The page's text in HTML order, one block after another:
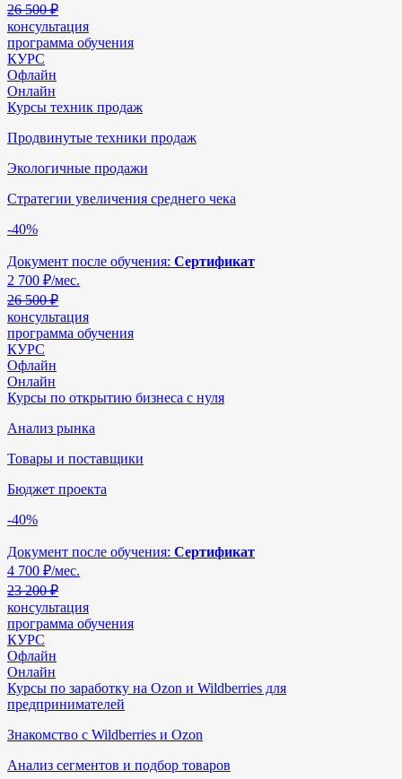
26 500 ₽
консультация
программа обучения
КУРС
Офлайн
Онлайн
Курсы техник продаж
Продвинутые техники продаж
Экологичные продажи
Стратегии увеличения среднего чека
-40%
Документ после обучения: Сертификат
2 700 ₽/мес.
26 500 ₽
консультация
программа обучения
КУРС
Офлайн
Онлайн
Курсы по открытию бизнеса с нуля
Анализ рынка
Товары и поставщики
Бюджет проекта
-40%
Документ после обучения: Сертификат
4 700 ₽/мес.
23 200 ₽
консультация
программа обучения
КУРС
Офлайн
Онлайн
Курсы по заработку на Ozon и Wildberries для
предпринимателей
Знакомство с Wildberries и Ozon
Анализ сегментов и подбор товаров